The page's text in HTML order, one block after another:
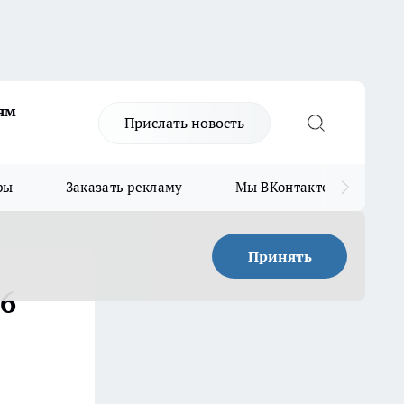
Прислать новость
Заказать рекламу Мы ВКонтакте
Принять